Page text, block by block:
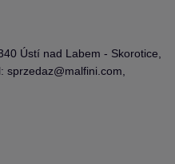
Ústí nad Labem - Skorotice,
sprzedaz@malfini.com,